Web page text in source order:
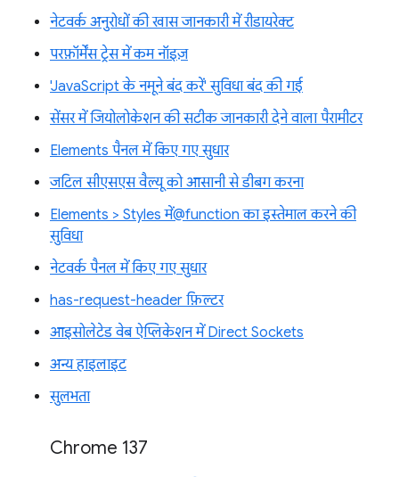
नेटवर्क अनुरोधों की खास जानकारी में रीडायरेक्ट
परफ़ॉर्मेंस ट्रेस में कम नॉइज़
'JavaScript के नमूने बंद करें' सुविधा बंद की गई
सेंसर में जियोलोकेशन की सटीक जानकारी देने वाला पैरामीटर
Elements पैनल में किए गए सुधार
जटिल सीएसएस वैल्यू को आसानी से डीबग करना
Elements > Styles में@function का इस्तेमाल करने की
सुविधा
नेटवर्क पैनल में किए गए सुधार
has-request-header फ़िल्टर
आइसोलेटेड वेब ऐप्लिकेशन में Direct Sockets
अन्य हाइलाइट
सुलभता
Chrome 137